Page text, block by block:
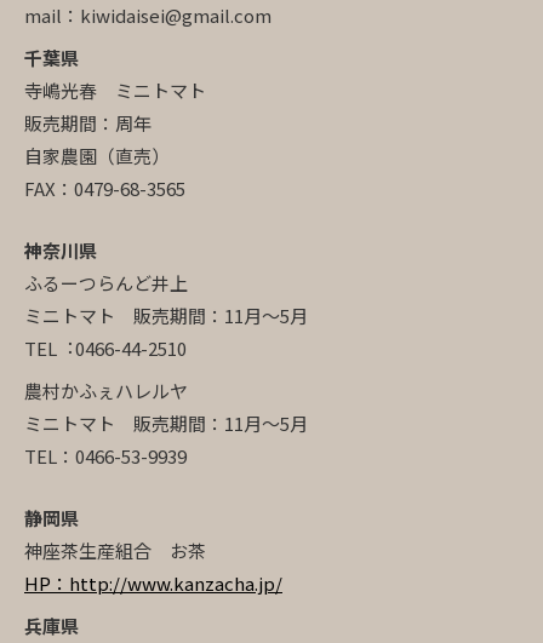
mail：kiwidaisei@gmail.com
千葉県
寺嶋光春 ミニトマト
販売期間：周年
自家農園（直売）
FAX：0479-68-3565
神奈川県
ふるーつらんど井上
ミニトマト 販売期間：11月～5月
TEL︓0466-44-2510
農村かふぇハレルヤ
ミニトマト 販売期間：11月～5月
TEL：0466-53-9939
静岡県
神座茶生産組合 お茶
HP：http://www.kanzacha.jp/
兵庫県